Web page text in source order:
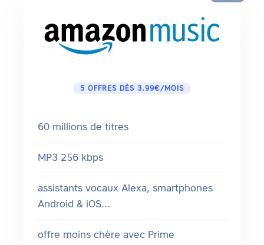
5 OFFRES DÈS 3.99€/MOIS
60 millions de titres
MP3 256 kbps
assistants vocaux Alexa, smartphones
Android & iOS...
offre moins chère avec Prime